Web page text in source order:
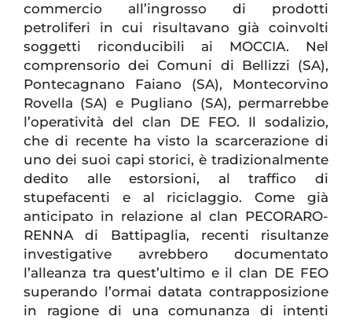
commercio all’ingrosso di prodotti
petroliferi in cui risultavano già coinvolti
soggetti riconducibili ai MOCCIA. Nel
comprensorio dei Comuni di Bellizzi (SA),
Pontecagnano Faiano (SA), Montecorvino
Rovella (SA) e Pugliano (SA), permarrebbe
l’operatività del clan DE FEO. Il sodalizio,
che di recente ha visto la scarcerazione di
uno dei suoi capi storici, è tradizionalmente
dedito alle estorsioni, al traffico di
stupefacenti e al riciclaggio. Come già
anticipato in relazione al clan PECORARO-
RENNA di Battipaglia, recenti risultanze
investigative avrebbero documentato
l’alleanza tra quest’ultimo e il clan DE FEO
superando l’ormai datata contrapposizione
in ragione di una comunanza di intenti